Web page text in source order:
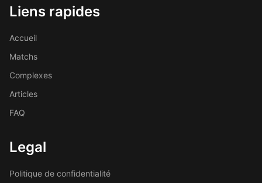
Liens rapides
Accueil
Matchs
Complexes
Articles
FAQ
Legal
Politique de confidentialité